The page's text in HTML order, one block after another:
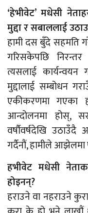
‘हेभीवेट’ मधेसी
मुद्दा र सबाललाई
हामी दस बुँदे सहमति
गरिसकेपछि निरन्तर
त्यसलाई कार्यन्वयन
मुद्दालाई सम्बोधन
एकीकरणमा गएका
आन्दोलनमा होस्,
वर्षौवर्षदेखि उठाउँदै
गर्दैनौं, हामीले आझेलमा
हभीवेट मधेसी
होइनन्?
हराउने वा नहराउने